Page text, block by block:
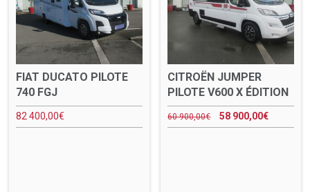
FIAT DUCATO PILOTE
740 FGJ
82 400,00€
CITROËN JUMPER
PILOTE V600 X ÉDITION
60 900,00€ 58 900,00€